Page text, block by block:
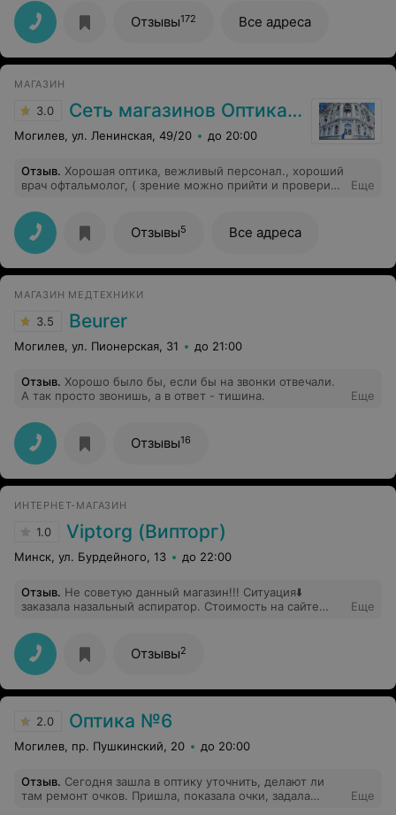
хороши в принципе! Девушка - профессионал, сразу
увидела, что именно мне подойдёт! Я очень рада.
Рекомендую! Что-нибудь подберут даже для самого
взыскательного покупателя, уверена.
Отзывы172 Все адреса
МАГАЗИН
3.0 Сеть магазинов Оптика. Медтехника
Могилев, ул. Ленинская, 49/20 до 20:00
Отзыв. Хорошая оптика, вежливый персонал., хороший
врач офтальмолог, ( зрение можно прийти и проверить
Еще
Отзывы5 Все адреса
МАГАЗИН МЕДТЕХНИКИ
3.5 Beurer
Могилев, ул. Пионерская, 31 до 21:00
Отзыв. Хорошо было бы, если бы на звонки отвечали.
А так просто звонишь, а в ответ - тишина.
Еще
Отзывы16
ИНТЕРНЕТ-МАГАЗИН
1.0 Viptorg (Випторг)
Минск, ул. Бурдейного, 13 до 22:00
Отзыв. Не советую данный магазин!!! Ситуация⬇️
заказала назальный аспиратор. Стоимость на сайте
перевести на карту 6р., чтобы не оплачивать её на
почте. В итоге аспиратор пришёл наложенным
платежом в 66р. Написала им с просьбой разъяснить,
мне никто ничего не ответил. Скрины переписки
прилагаю к отзыву. Товар я забрала только потому, что
меня только 1 вопрос: ваши операторы и вы ИП
Или считаете только себе в ПЛЮС???
Еще
Отзывы2
2.0 Оптика №6
Могилев, пр. Пушкинский, 20 до 20:00
Отзыв. Сегодня зашла в оптику уточнить, делают ли
там ремонт очков. Пришла, показала очки, задала
Еще